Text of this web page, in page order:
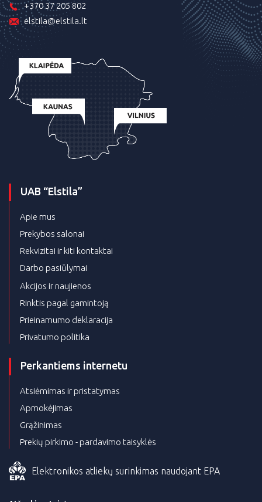
+370 37 205 802
elstila@elstila.lt
UAB “Elstila”
Apie mus
Prekybos salonai
Rekvizitai ir kiti kontaktai
Darbo pasiūlymai
Akcijos ir naujienos
Rinktis pagal gamintoją
Prieinamumo deklaracija
Privatumo politika
Perkantiems internetu
Atsiėmimas ir pristatymas
Apmokėjimas
Grąžinimas
Prekių pirkimo - pardavimo taisyklės
Elektronikos atliekų surinkimas naudojant EPA